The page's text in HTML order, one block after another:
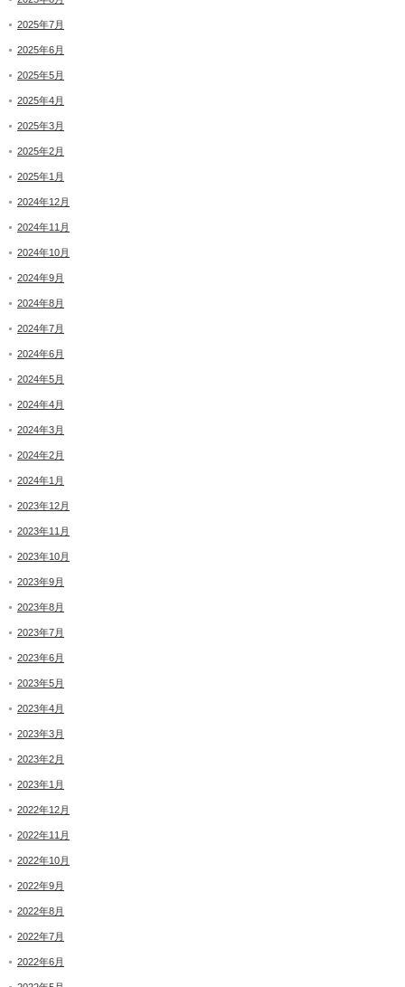
2025年7月
2025年6月
2025年5月
2025年4月
2025年3月
2025年2月
2025年1月
2024年12月
2024年11月
2024年10月
2024年9月
2024年8月
2024年7月
2024年6月
2024年5月
2024年4月
2024年3月
2024年2月
2024年1月
2023年12月
2023年11月
2023年10月
2023年9月
2023年8月
2023年7月
2023年6月
2023年5月
2023年4月
2023年3月
2023年2月
2023年1月
2022年12月
2022年11月
2022年10月
2022年9月
2022年8月
2022年7月
2022年6月